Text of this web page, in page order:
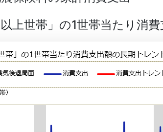
上世帯」の1世帯当たり消